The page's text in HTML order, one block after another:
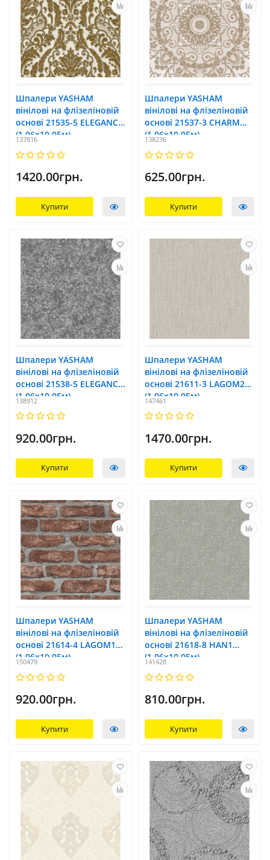
Шпалери YASHAM
вінілові на флізеліновій
основі 21535-5 ELEGANCE
(1,06х10,05м)
137816
1420.00грн.
Купити
Шпалери YASHAM
вінілові на флізеліновій
основі 21537-3 CHARМ
(1,06х10,05м)
138236
625.00грн.
Купити
Шпалери YASHAM
вінілові на флізеліновій
основі 21538-5 ELEGANCE
(1,06х10,05м)
138912
920.00грн.
Купити
Шпалери YASHAM
вінілові на флізеліновій
основі 21611-3 LAGOM2
(1,06х10,05м)
147461
1470.00грн.
Купити
Шпалери YASHAM
вінілові на флізеліновій
основі 21614-4 LAGOM1
(1,06х10,05м)
150479
920.00грн.
Купити
Шпалери YASHAM
вінілові на флізеліновій
основі 21618-8 HAN1
(1,06х10,05м)
141428
810.00грн.
Купити